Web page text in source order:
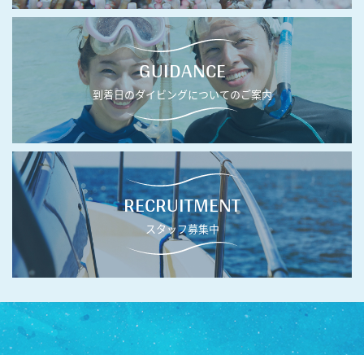
GUIDANCE
到着日のダイビングについてのご案内
RECRUITMENT
スタッフ募集中